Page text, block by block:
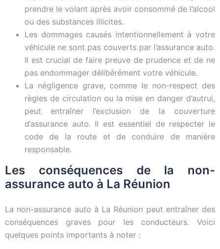
prendre le volant après avoir consommé de l’alcool
ou des substances illicites.
Les dommages causés intentionnellement à votre
véhicule ne sont pas couverts par l’assurance auto.
Il est crucial de faire preuve de prudence et de ne
pas endommager délibérément votre véhicule.
La négligence grave, comme le non-respect des
règles de circulation ou la mise en danger d’autrui,
peut entraîner l’exclusion de la couverture
d’assurance auto. Il est essentiel de respecter le
code de la route et de conduire de manière
responsable.
Les conséquences de la non-
assurance auto à La Réunion
La non-assurance auto à La Réunion peut entraîner des
conséquences graves pour les conducteurs. Voici
quelques points importants à noter :